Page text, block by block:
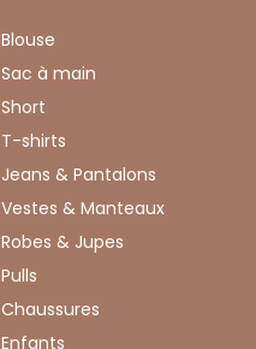
Blouse
Sac à main
Short
T-shirts
Jeans & Pantalons
Vestes & Manteaux
Robes & Jupes
Pulls
Chaussures
Enfants